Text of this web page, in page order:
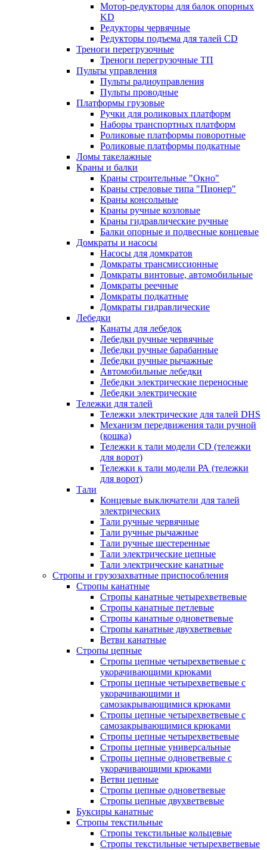
Мотор-редукторы для балок опорных
KD
Редукторы червячные
Редукторы подъема для талей CD
Треноги перегрузочные
Треноги перегрузочные ТП
Пульты управления
Пульты радиоуправления
Пульты проводные
Платформы грузовые
Ручки для роликовых платформ
Наборы транспортных платформ
Роликовые платформы поворотные
Роликовые платформы подкатные
Ломы такелажные
Краны и балки
Краны строительные "Окно"
Краны стреловые типа "Пионер"
Краны консольные
Краны ручные козловые
Краны гидравлические ручные
Балки опорные и подвесные концевые
Домкраты и насосы
Насосы для домкратов
Домкраты трансмиссионные
Домкраты винтовые, автомобильные
Домкраты реечные
Домкраты подкатные
Домкраты гидравлические
Лебедки
Канаты для лебедок
Лебедки ручные червячные
Лебедки ручные барабанные
Лебедки ручные рычажные
Автомобильные лебедки
Лебедки электрические переносные
Лебедки электрические
Тележки для талей
Тележки электрические для талей DHS
Механизм передвижения тали ручной
(кошка)
Тележки к тали модели CD (тележки
для ворот)
Тележки к тали модели РА (тележки
для ворот)
Тали
Концевые выключатели для талей
электрических
Тали ручные червячные
Тали ручные рычажные
Тали ручные шестеренные
Тали электрические цепные
Тали электрические канатные
Стропы и грузозахватные приспособления
Стропы канатные
Стропы канатные четырехветвевые
Стропы канатные петлевые
Стропы канатные одноветвевые
Стропы канатные двухветвевые
Ветви канатные
Стропы цепные
Стропы цепные четырехветвевые с
укорачивающими крюками
Стропы цепные четырехветвевые с
укорачивающими и
самозакрывающимися крюками
Стропы цепные четырехветвевые с
самозакрывающимися крюками
Стропы цепные четырехветвевые
Стропы цепные универсальные
Стропы цепные одноветвевые с
укорачивающими крюками
Ветви цепные
Стропы цепные одноветвевые
Стропы цепные двухветвевые
Буксиры канатные
Стропы текстильные
Стропы текстильные кольцевые
Стропы текстильные четырехветвевые